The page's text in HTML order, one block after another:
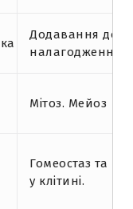
Додавання до
налагодження
Мітоз. Мейоз
Гомеостаз та
у клітині.